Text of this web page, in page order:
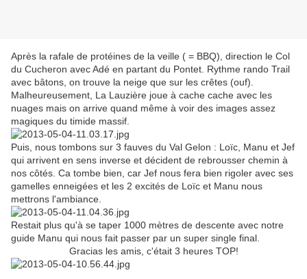
Après la rafale de protéines de la veille ( = BBQ), direction le Col
du Cucheron avec Adé en partant du Pontet. Rythme rando Trail
avec bâtons, on trouve la neige que sur les crêtes (ouf).
Malheureusement, La Lauzière joue à cache cache avec les
nuages mais on arrive quand même à voir des images assez
magiques du timide massif.
Puis, nous tombons sur 3 fauves du Val Gelon : Loïc, Manu et Jef
qui arrivent en sens inverse et décident de rebrousser chemin à
nos côtés. Ca tombe bien, car Jef nous fera bien rigoler avec ses
gamelles enneigées et les 2 excités de Loïc et Manu nous
mettrons l'ambiance.
Restait plus qu'à se taper 1000 mètres de descente avec notre
guide Manu qui nous fait passer par un super single final.
Gracias les amis, c'était 3 heures TOP!